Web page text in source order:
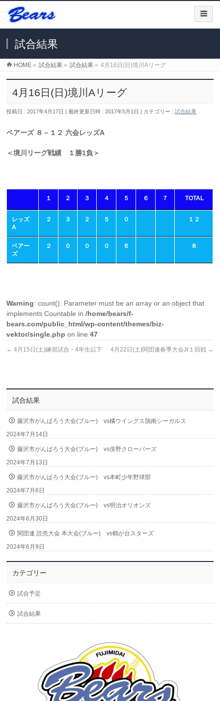
試合結果
HOME » 試合結果 » 試合結果 » 4月16日(日)境川Aリーグ
4月16日(日)境川Aリーグ
投稿日 : 2017年4月17日 最終更新日時 : 2017年5月1日 カテゴリー :試合結果
ベアーズ ８－１２ 六会レッズA
＜境川リーグ戦績 １勝1負＞
１ ２ ３ ４ ５ ６ ７ TOTAL
レッズ
A
２ ３ ２ ５ ０ １２
ベアー
ズ
２ ０ ０ ０ ６ ８
Warning: count(): Parameter must be an array or an object that
implements Countable in/home/bears/f-
bears.com/public_html/wp-content/themes/biz-
vektor/single.php on line47
← 4月15日(土)練習試合・4年生以下 4月22日(土)関団連春季大会Jr１回戦 →
試合結果
藤沢市がんばろう大会(ブルー) vs橘ウイングス鵠南シーガルス
2024年7月14日
藤沢市がんばろう大会(ブルー) vs俣野クローバーズ
2024年7月13日
藤沢市がんばろう大会(ブルー) vs本町少年野球部
2024年7月6日
藤沢市がんばろう大会(ブルー) vs明治オリオンズ
2024年6月30日
関団連 読売大会 本大会(ブルー) vs鶴が台スターズ
2024年6月9日
カテゴリー
試合予定
試合結果